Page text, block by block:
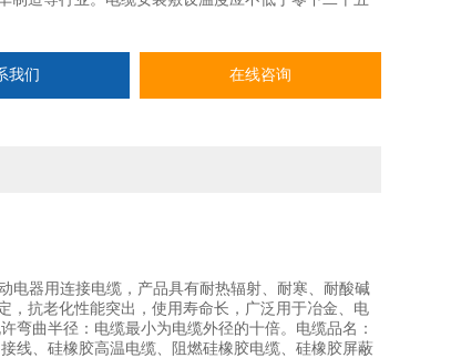
我们 在线咨询
电器用连接电缆，产品具有耐热辐射、耐寒、耐酸碱
，抗老化性能突出，使用寿命长，广泛用于冶金、电
弯曲半径：电缆最小为电缆外径的十倍。电缆品名：
线、硅橡胶高温电缆、阻燃硅橡胶电缆、硅橡胶屏蔽